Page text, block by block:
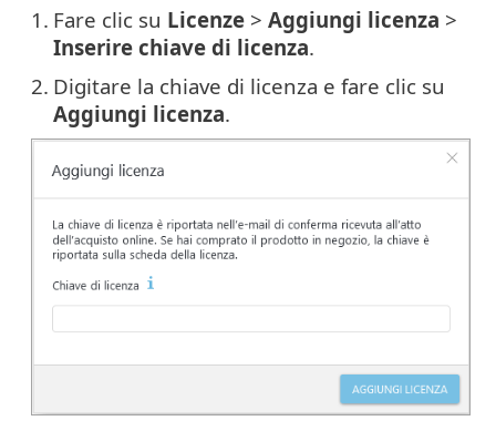
1. Fare clic su Licenze > Aggiungi licenza >
Inserire chiave di licenza.
2. Digitare la chiave di licenza e fare clic su
Aggiungi licenza.